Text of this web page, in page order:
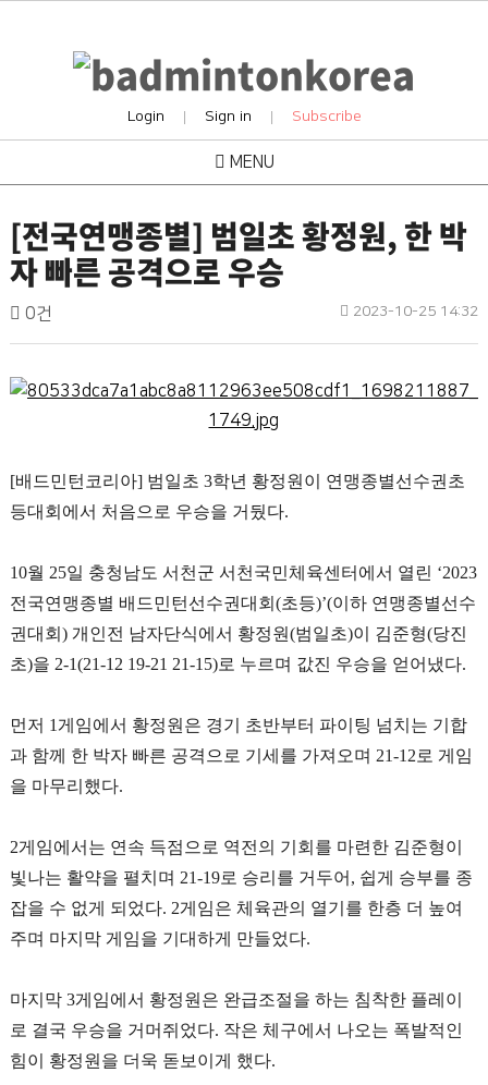
Login | Sign in | Subscribe
MENU
tournament
[전국연맹종별] 범일초 황정원, 한 박
자 빠른 공격으로 우승
작
성
배
드
민
턴
아
댓
글
0건
작 2023-10-25 14:32
본
[배드민턴코리아] 범일초 3학년 황정원이 연맹종별선수권초
등대회에서 처음으로 우승을 거뒀다.
10월 25일 충청남도 서천군 서천국민체육센터에서 열린 ‘2023
전국연맹종별 배드민턴선수권대회 (초등)’(이하 연맹종별선수
권대회 ) 개인전 남자단식에서 황정원(범일초)이 김준형(당진
초)을 2-1(21-12 19-21 21-15)로 누르며 값진 우승을 얻어냈다.
먼저 1 게임에서 황정원은 경기 초반부터 파이팅 넘치는 기합
과 함께 한 박자 빠른 공격으로 기세를 가져오며 21-12 로 게임
을 마무리했다.
2게임에서는 연속 득점으로 역전의 기회를 마련한 김준형이
빛나는 활약을 펼치며 21-19로 승리를 거두어 , 쉽게 승부를 종
잡을 수 없게 되었다. 2게임은 체육관의 열기를 한층 더 높여
주며 마지막 게임을 기대하게 만들었다.
마지막 3게임에서 황정원은 완급조절을 하는 침착한 플레이
로 결국 우승을 거머쥐었다. 작은 체구에서 나오는 폭발적인
힘이 황정원을 더욱 돋보이게 했다.